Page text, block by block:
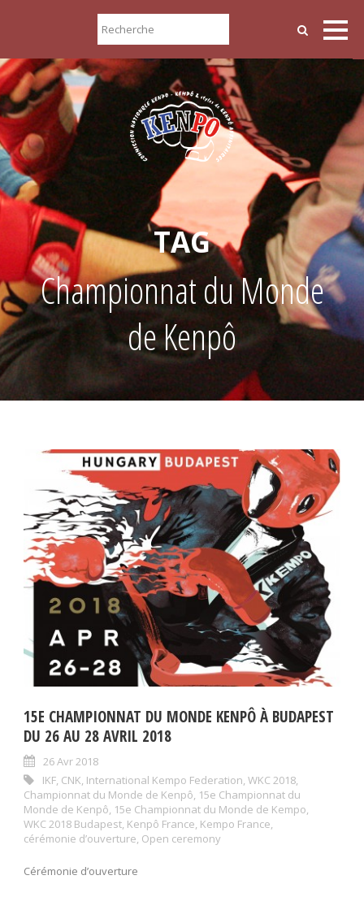
TAG
Championnat du Monde
de Kenpô
15E CHAMPIONNAT DU MONDE KENPÔ À BUDAPEST
DU 26 AU 28 AVRIL 2018
26 Avr 2018
IKF, CNK, International Kempo Federation, WKC 2018,
Championnat du Monde de Kenpô, 15e Championnat du
Monde de Kenpô, 15e Championnat du Monde de Kempo,
WKC 2018 Budapest, Kenpô France, Kempo France,
cérémonie d’ouverture, Open ceremony
Cérémonie d’ouverture